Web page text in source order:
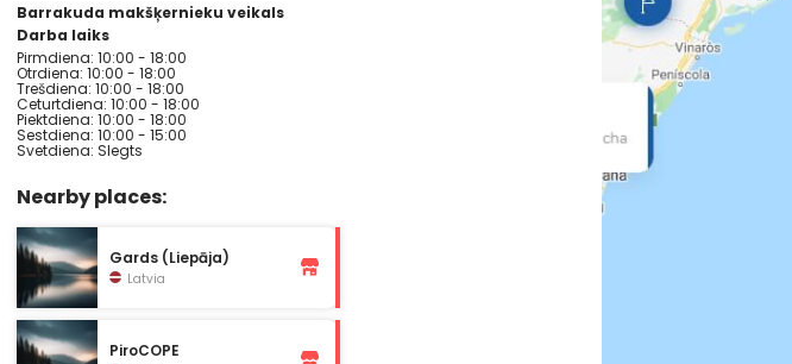
Barrakuda makšķernieku veikals
Darba laiks
Pirmdiena: 10:00 - 18:00
Otrdiena: 10:00 - 18:00
Trešdiena: 10:00 - 18:00
Ceturtdiena: 10:00 - 18:00
Piektdiena: 10:00 - 18:00
Sestdiena: 10:00 - 15:00
Svetdiena: Slegts
Nearby places:
Gards (Liepāja)
Latvia
PiroCOPE